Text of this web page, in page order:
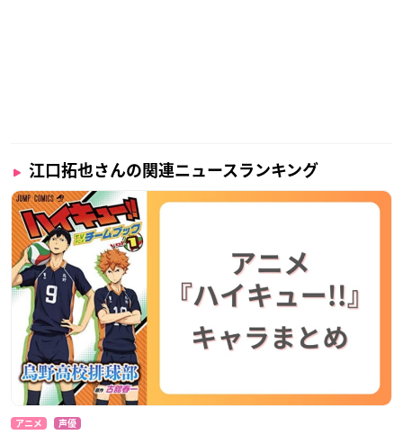
江口拓也さんの関連ニュースランキング
アニメ 声優